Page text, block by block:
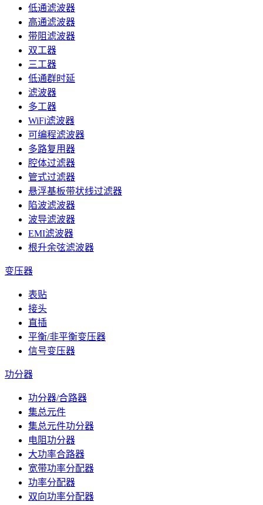
低通滤波器
高通滤波器
带阻滤波器
双工器
三工器
低通群时延
滤波器
多工器
WiFi滤波器
可编程滤波器
多路复用器
腔体过滤器
管式过滤器
悬浮基板带状线过滤器
陷波滤波器
波导滤波器
EMI滤波器
根升余弦滤波器
变压器
表贴
接头
直插
平衡/非平衡变压器
信号变压器
功分器
功分器/合路器
集总元件
集总元件功分器
电阻功分器
大功率合路器
宽带功率分配器
功率分配器
双向功率分配器